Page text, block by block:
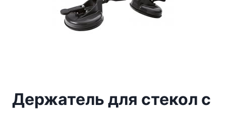
Держатель для стекол с